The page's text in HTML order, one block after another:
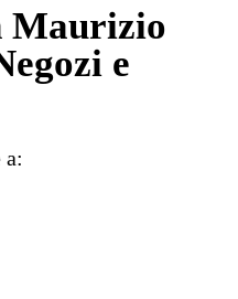
Maurizio
e